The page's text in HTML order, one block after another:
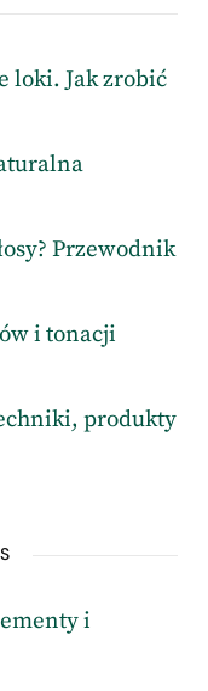
loki. Jak zrobić
Przewodnik
i tonacji
produkty
i